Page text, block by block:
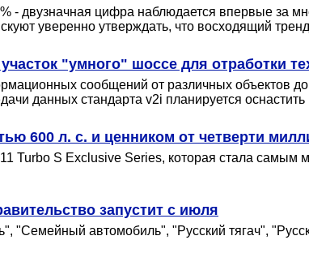
- двузначная цифра наблюдается впервые за
уверенно утверждать, что восходящий
"умного" шоссе для отработки
сообщений от различных объектов
данных стандарта v2i планируется
600 л. с. и ценником от четверти
Turbo S Exclusive Series, которая стала
запустит с июля
"Семейный автомобиль", "Русский тягач",